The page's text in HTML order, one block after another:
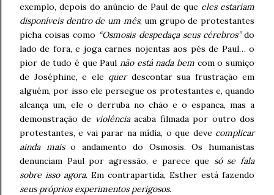
exemplo, depois do anúncio de Paul de que eles estariam
disponíveis dentro de um mês, um grupo de protestantes
picha coisas como “Osmosis despedaça seus cérebros”do
lado de fora, e joga carnes nojentas aos pés de Paul… o
pior de tudo é que Paul não está nada bem com o sumiço
de Joséphine, e ele querdescontar sua frustração em
alguém, por isso ele persegue os protestantes e, quando
alcança um, ele o derruba no chão e o espanca, mas a
demonstração de violênciaacaba filmada por outro dos
protestantes, e vai parar na mídia, o que deve complicar
ainda maiso andamento do Osmosis. Os humanistas
denunciam Paul por agressão, e parece que só se fala
sobre isso agora. Em contrapartida, Esther está fazendo
seus próprios experimentos perigosos.